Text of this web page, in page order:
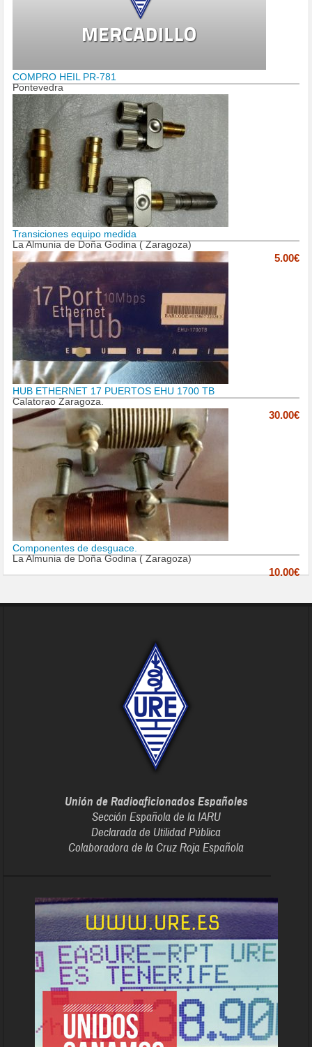
COMPRO HEIL PR-781
Pontevedra
Transiciones equipo medida
La Almunia de Doña Godina ( Zaragoza)
5.00€
HUB ETHERNET 17 PUERTOS EHU 1700 TB
Calatorao Zaragoza.
30.00€
Componentes de desguace.
La Almunia de Doña Godina ( Zaragoza)
10.00€
Unión de Radioaficionados Españoles
Sección Española de la IARU
Declarada de Utilidad Pública
Colaboradora de la Cruz Roja Española